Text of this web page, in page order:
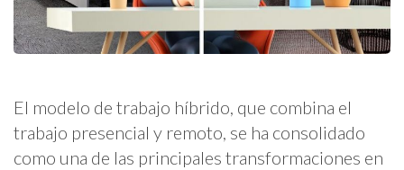
El modelo de trabajo híbrido, que combina el
trabajo presencial y remoto, se ha consolidado
como una de las principales transformaciones en